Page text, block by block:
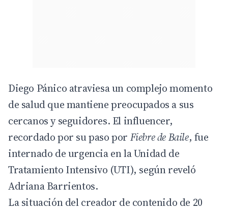
Diego Pánico atraviesa un complejo momento
de salud que mantiene preocupados a sus
cercanos y seguidores. El influencer,
recordado por su paso por Fiebre de Baile, fue
internado de urgencia en la Unidad de
Tratamiento Intensivo (UTI), según reveló
Adriana Barrientos.
La situación del creador de contenido de 20